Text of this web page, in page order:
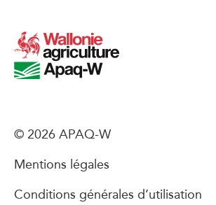
© 2026 APAQ-W
Mentions légales
Conditions générales d’utilisation